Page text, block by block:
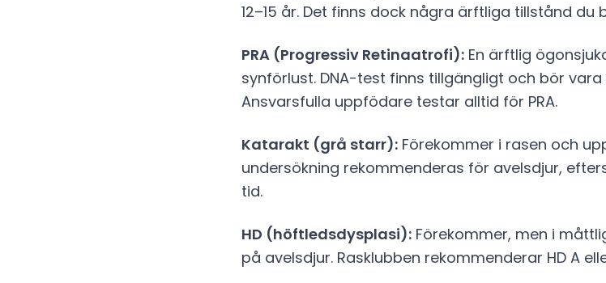
12–15 år. Det finns dock några ärftliga tillstånd du
PRA (Progressiv Retinaatrofi): En ärftlig
synförlust. DNA-test finns tillgängligt och bör
Ansvarsfulla uppfödare testar alltid för PRA.
Katarakt (grå starr): Förekommer i rasen och
undersökning rekommenderas för avelsdjur,
tid.
HD (höftledsdysplasi): Förekommer, men i
på avelsdjur. Rasklubben rekommenderar HD A